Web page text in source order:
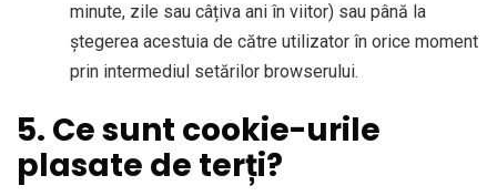
minute, zile sau câțiva ani în viitor) sau până la
ștegerea acestuia de către utilizator în orice moment
prin intermediul setărilor browserului.
5. Ce sunt cookie-urile
plasate de terți?